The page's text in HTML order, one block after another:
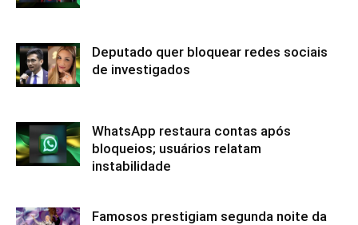
Deputado quer bloquear redes sociais
de investigados
WhatsApp restaura contas após
bloqueios; usuários relatam
instabilidade
Famosos prestigiam segunda noite da